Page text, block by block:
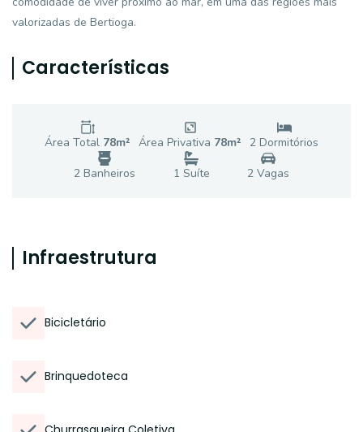
valorizadas de Bertioga.
Características
Área Total 78m² Área Privativa 78m² 2 Dormitórios
2 Banheiros 1 Suíte 2Vagas
Infraestrutura
Bicicletário
Brinquedoteca